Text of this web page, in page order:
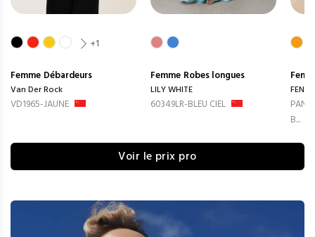
+1
Femme Débardeurs
Van Der Rock
VD1965-JAUNE
Femme Robes longues
LILY WHITE
60349LR-BLEU CIEL
B...
Voir le prix pro